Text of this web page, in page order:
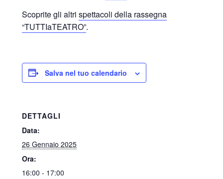
Scoprite gli altri spettacoli della rassegna
“TUTTIaTEATRO”.
Salva nel tuo calendario
DETTAGLI
Data:
26 Gennaio 2025
Ora:
16:00 - 17:00